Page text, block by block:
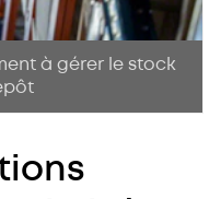
à gérer le stock